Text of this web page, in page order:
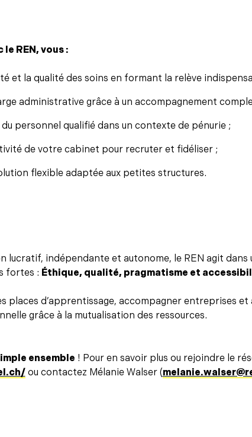
REN, vous :
et la qualité des soins en formant la relève
administrative grâce à un accompagnement
du personnel qualifié dans un contexte de pénurie ;
de votre cabinet pour recruter et fidéliser ;
flexible adaptée aux petites structures.
lucratif, indépendante et autonome, le REN agit dans
fortes : Éthique, qualité, pragmatisme et
places d’apprentissage, accompagner entreprises
grâce à la mutualisation des ressources.
ensemble ! Pour en savoir plus ou rejoindre le
ou contactez Mélanie Walser (